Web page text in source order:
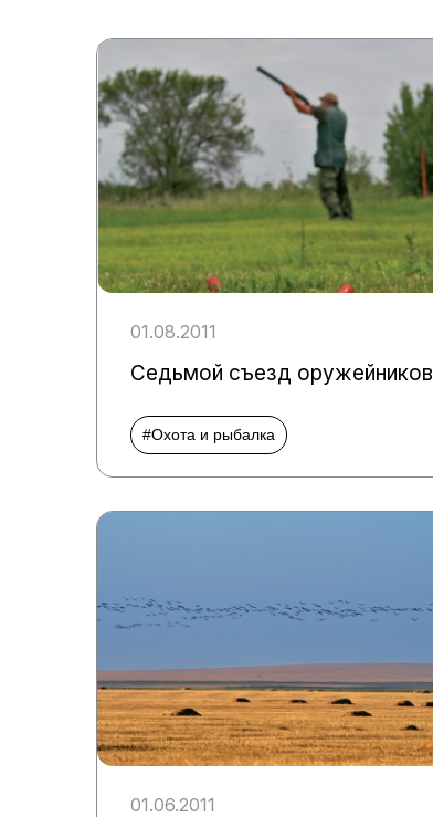
01.08.2011
Седьмой съезд оружейников
#Охота и рыбалка
01.06.2011